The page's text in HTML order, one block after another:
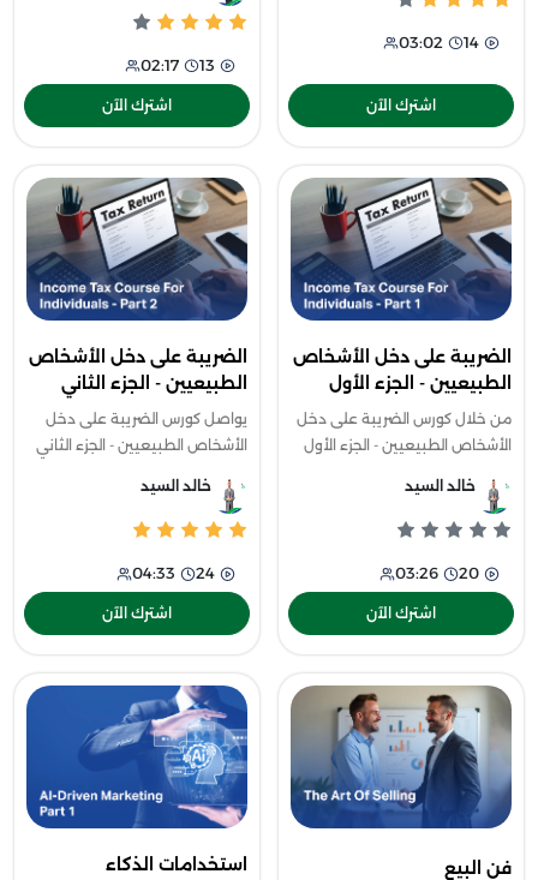
14
03:02
اشترك الآن
مستدامة.
13
02:17
اشترك الآن
الضريبة على دخل الأشخاص
الطبيعيين - الجزء الأول
من خلال كورس الضريبة على دخل
الأشخاص الطبيعيين - الجزء الأول
المفروضة على دخلك الشخصي،
وخطوات إعداد الإقرار الضريبي
خالد السيد
20
03:26
اشترك الآن
الضريبة على دخل الأشخاص
الطبيعيين - الجزء الثاني
يواصل كورس الضريبة على دخل
الأشخاص الطبيعيين - الجزء الثاني
على دخلك الشخصي بطريقة أكثر
عمقًا لأنك ستتعرف على أبرز
خالد السيد
24
04:33
اشترك الآن
فن البيع استخدامات الذكاء